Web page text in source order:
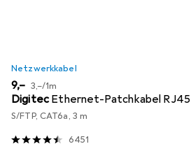
Netzwerkkabel
EUR
9,– EUR
3,–/1m
DigitecEthernet-Patchkabel RJ45
S/FTP, CAT6a, 3 m
6451